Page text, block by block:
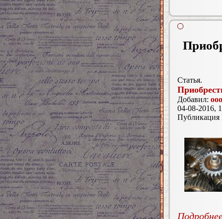
Статья.
Добавил:
04-08-2016,